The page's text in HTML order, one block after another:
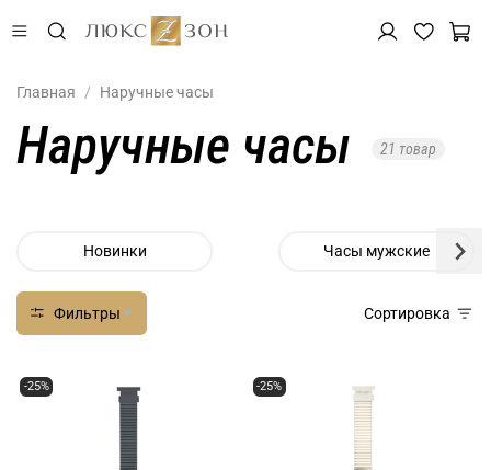
Главная Наручные часы
Наручные часы 21 товар
Новинки Часы мужские
Фильтры Сортировка
-25% -25%